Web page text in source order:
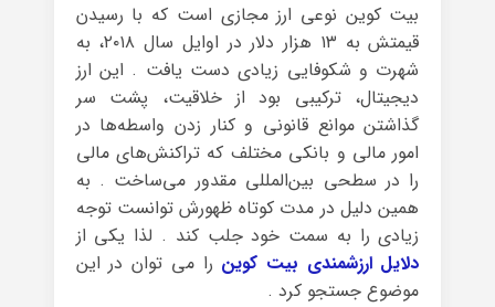
بیت کوین نوعی ارز مجازی است که با رسیدن
قیمتش به ۱۳ هزار دلار در اوایل سال ۲۰۱۸، به
شهرت و شکوفایی زیادی دست یافت . این ارز
دیجیتال، ترکیبی بود از خلاقیت، پشت سر
گذاشتن موانع قانونی و کنار زدن واسطه‌ها در
امور مالی و بانکی مختلف که تراکنش‌های مالی
را در سطحی بین‌المللی مقدور می‌ساخت . به
همین دلیل در مدت کوتاه ظهورش توانست توجه
زیادی را به سمت خود جلب کند . لذا یکی از
دلایل ارزشمندی بیت کوین را می توان در این
موضوع جستجو کرد .